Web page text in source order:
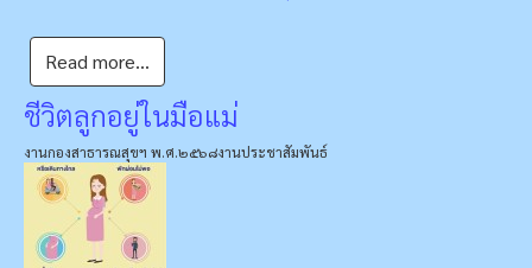
Read more...
ชีวิตลูกอยู่ในมือแม่
งานกองสาธารณสุขฯ พ.ศ.๒๕๖๘งานประชาสัมพันธ์